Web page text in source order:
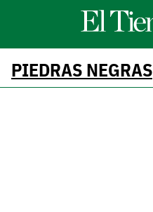
PIEDRAS NEGRAS